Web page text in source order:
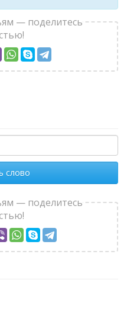
— поделитесь
слово
— поделитесь